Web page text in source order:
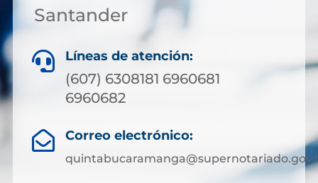
Santander
 Líneas de atención:
(607) 6308181 6960681
6960682
 Correo electrónico: